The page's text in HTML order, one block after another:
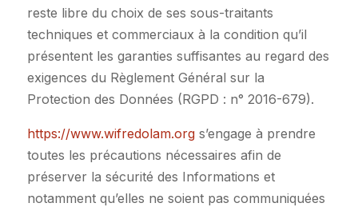
reste libre du choix de ses sous-traitants
techniques et commerciaux à la condition qu’il
présentent les garanties suffisantes au regard des
exigences du Règlement Général sur la
Protection des Données (RGPD : n° 2016-679).
https://www.wifredolam.orgs’engage à prendre
toutes les précautions nécessaires afin de
préserver la sécurité des Informations et
notamment qu’elles ne soient pas communiquées